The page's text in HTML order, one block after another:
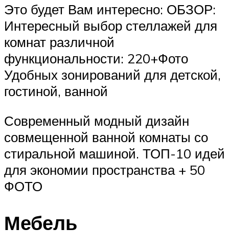
Это будет Вам интересно: ОБЗОР:
Интересный выбор стеллажей для
комнат различной
функциональности: 220+Фото
Удобных зонирований для детской,
гостиной, ванной
Современный модный дизайн
совмещенной ванной комнаты со
стиральной машиной. ТОП-10 идей
для экономии пространства + 50
ФОТО
Мебель